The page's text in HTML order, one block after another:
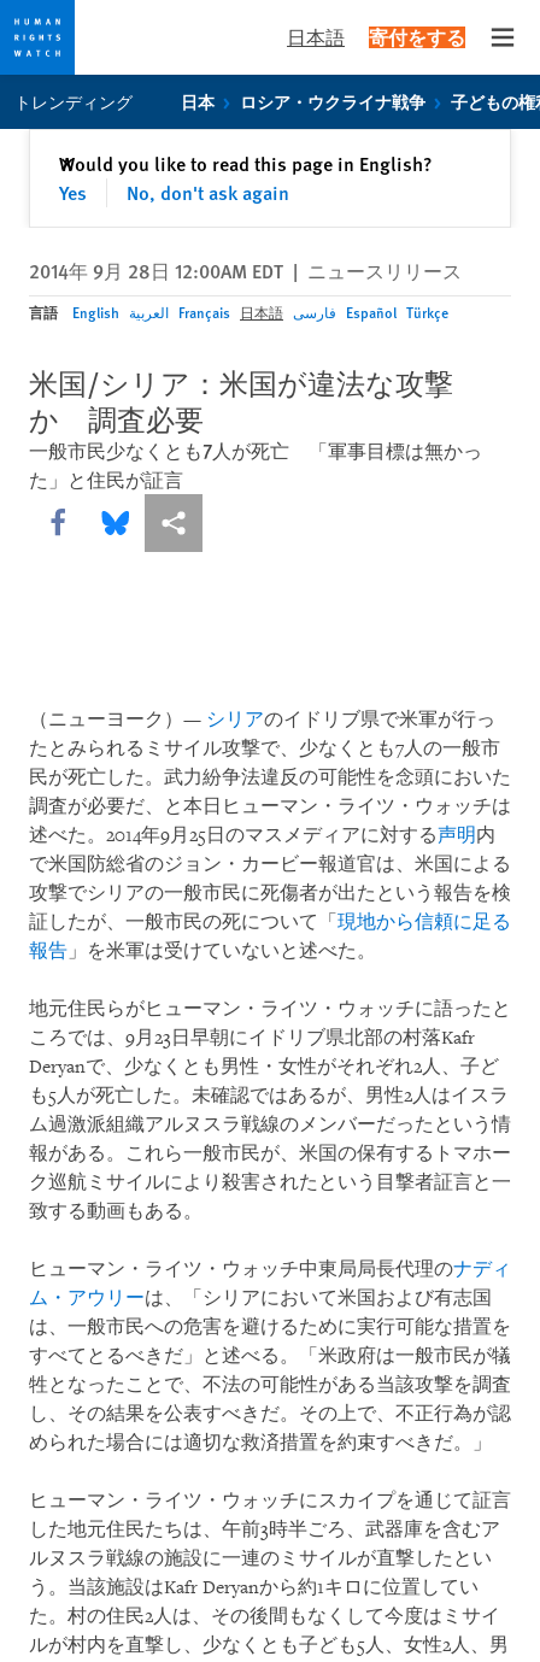
privacy
content
日本語 寄付をする
トレンディング 日本 ロシア・ウクライナ戦争 子どもの権
Would you like to read this page in English?
Yes
No, don't ask again
✕閉じる
2014年 9月 28日 12:00AM EDT | ニュースリリース
言語 English العربية Français 日本語 فارسی Español Türkçe
米国/シリア：米国が違法な攻撃
か 調査必要
一般市民少なくとも7人が死亡 「軍事目標は無かっ
た」と住民が証言
Share this via Facebook
Share this via Bluesky
More sharing options
（ニューヨーク）— シリアのイドリブ県で米軍が行っ
たとみられるミサイル攻撃で、少なくとも7人の一般市
民が死亡した。武力紛争法違反の可能性を念頭においた
調査が必要だ、と本日ヒューマン・ライツ・ウォッチは
述べた。2014年9月25日のマスメディアに対する声明内
で米国防総省のジョン・カービー報道官は、米国による
攻撃でシリアの一般市民に死傷者が出たという報告を検
証したが、一般市民の死について「 現地から信頼に足る
報告 」を米軍は受けていないと述べた。
地元住民らがヒューマン・ライツ・ウォッチに語ったと
ころでは、9月23日早朝にイドリブ県北部の村落Kafr
Deryanで、少なくとも男性・女性がそれぞれ2人、子ど
も5人が死亡した。未確認ではあるが、男性2人はイスラ
ム過激派組織アルヌスラ戦線のメンバーだったという情
報がある。これら一般市民が、米国の保有するトマホー
ク巡航ミサイルにより殺害されたという目撃者証言と一
致する動画もある。
ヒューマン・ライツ・ウォッチ中東局局長代理のナディ
ム・アウリーは、「シリアにおいて米国および有志国
は、一般市民への危害を避けるために実行可能な措置を
すべてとるべきだ」と述べる。「米政府は一般市民が犠
牲となったことで、不法の可能性がある当該攻撃を調査
し、その結果を公表すべきだ。その上で、不正行為が認
められた場合には適切な救済措置を約束すべきだ。」
ヒューマン・ライツ・ウォッチにスカイプを通じて証言
した地元住民たちは、午前3時半ごろ、武器庫を含むア
ルヌスラ戦線の施設に一連のミサイルが直撃したとい
う。当該施設はKafr Deryanから約1キロに位置してい
た。村の住民2人は、その後間もなくして今度はミサイ
ルが村内を直撃し、少なくとも子ども5人、女性2人、男